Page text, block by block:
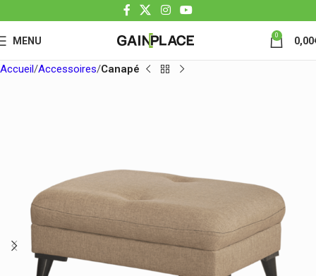
MENU 0 0,00
Accueil Accessoires Canapé